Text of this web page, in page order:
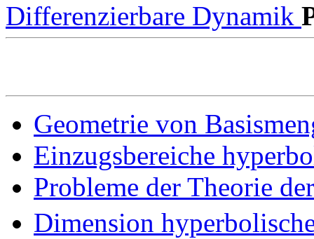
Differenzierbare Dynamik
Geometrie von
Einzugsbereiche
Probleme der Theorie
Dimension